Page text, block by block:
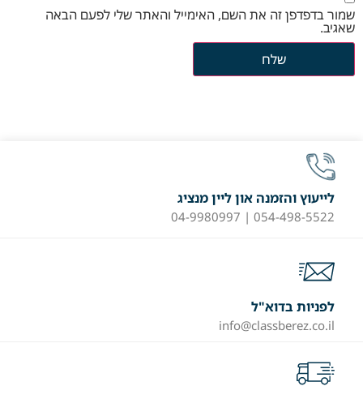
שמור בדפדפן זה את השם, האימייל והאתר שלי לפעם הבאה
שאגיב.
לייעוץ והזמנה און ליין מנציג
054-498-5522 | 04-9980997
לפניות בדוא"ל
info@classberez.co.il